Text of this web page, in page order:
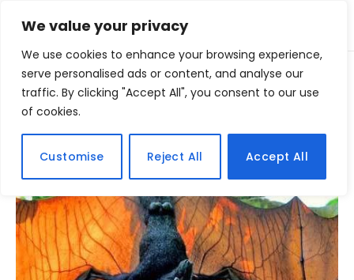
We value your privacy
We use cookies to enhance your browsing experience,
serve personalised ads or content, and analyse our
traffic. By clicking "Accept All", you consent to our use
of cookies.
Customise Reject All Accept All
Home » Posts Tagged "animais gigantes"
BROWSING: